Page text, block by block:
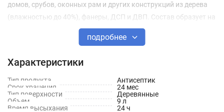
домов, срубов, оконных рам и других конструкций из дерева
(влажностью до 40%), фанеры, ДСП и ДВП. Состав образует на
поверхности древесины воздухопроницаемое, биозащитное,
влагоотталкивающее, эластичное полимерное покрытие.
В состав антисептика входят льняное масло, а так же
светостойкие и атмосферостойкие пигменты, что
обеспечивает длительную защиту поверхности от гниения и
сохраняет первоначальный цвет окрашенной
подробнее
Характеристики
Тип продукта
Антисептик
Срок хранения
24 мес
Тип поверхности
Деревянные
Объем
9 л
Время высыхания
24 ч